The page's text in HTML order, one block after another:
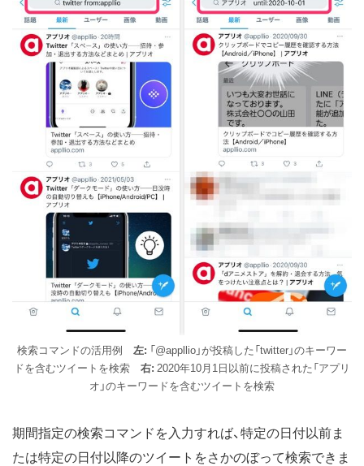
検索コマンドの活用例 左: 「@appllio」が投稿した「twitter」のキーワー
ドを含むツイートを検索
右: 2020年10月1日以前に投稿された「アプリ
オ」のキーワードを含むツイートを検索
期間指定の検索コマンドを入力すれば、特定の日付以前ま
たは特定の日付以降のツイートをさかのぼって検索できま